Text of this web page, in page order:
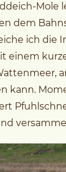
Mole
dem
ich die
einem
kann.